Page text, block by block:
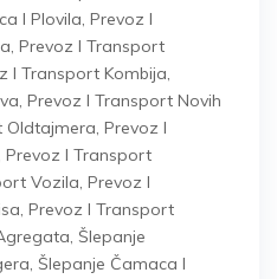
I Plovila, Prevoz I
, Prevoz I Transport
I Transport Kombija,
, Prevoz I Transport Novih
Oldtajmera, Prevoz I
Prevoz I Transport
Vozila, Prevoz I
, Prevoz I Transport
, Šlepanje
, Šlepanje Čamaca I